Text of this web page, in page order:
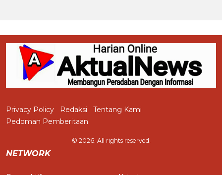
Privacy Policy Redaksi
Tentang Kami
Pedoman Pemberitaan
© 2026. All rights reserved.
NETWORK